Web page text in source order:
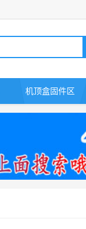
机顶盒固件区